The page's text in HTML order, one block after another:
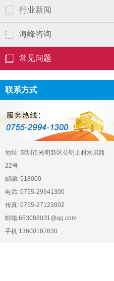
行业新闻
海峰咨询
常见问题
联系方式
地址: 深圳市光明新区公明上村水贝路
22号
邮编: 518000
电话: 0755-29941300
传真: 0755-27123802
邮箱:653088031@qq.com
手机:13600187830